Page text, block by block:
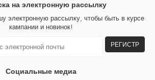
натуральных волокон. Во всех наших
камни и вышивка изготавливаются вручную.
Kazee на изделии позолочен и не тускнеет.
на электронную рассылку
электронную рассылку, чтобы быть в курсе
кампании и новинок!
РЕГИСТР
Социальные медиа